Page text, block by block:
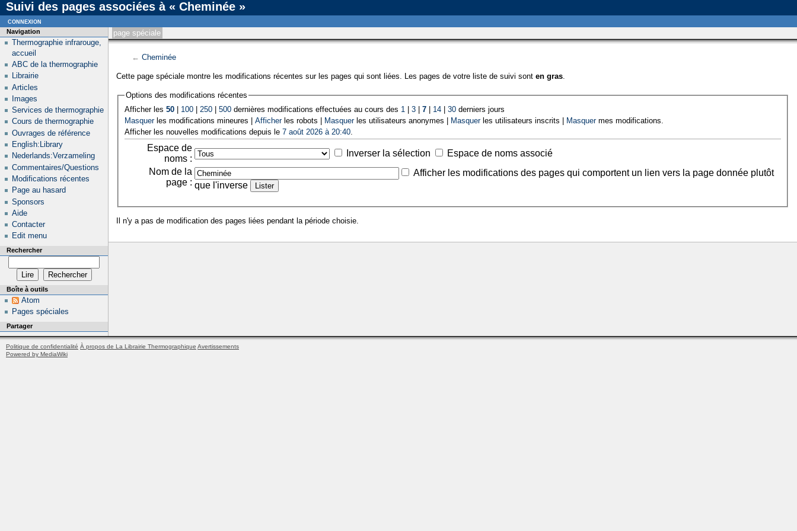
Suivi des pages associées à « Cheminée »
page spéciale
← Cheminée
Cette page spéciale montre les modifications récentes sur les pages qui sont liées. Les pages de votre liste de suivi sont en gras.
Options des modifications récentes
Afficher les 50| 100| 250| 500dernières modifications effectuées au cours des 1 | 3| 7| 14| 30derniers jours
Masquerles modifications mineures | Afficherles robots | Masquerles utilisateurs anonymes | Masquerles utilisateurs inscrits | Masquermes modifications.
Afficher les nouvelles modifications depuis le 7 août 2026 à 20:40.
Espace de
noms :
Inverser la sélection
Espace de noms associé
Nom de la
page :
Afficher les modifications des pages qui comportent un lien vers la page donnée plutôt
que l'inverse
Il n'y a pas de modification des pages liées pendant la période choisie.
Navigation
Thermographie infrarouge,
accueil
ABC de la thermographie
Librairie
Articles
Images
Services de thermographie
Cours de thermographie
Ouvrages de référence
English:Library
Nederlands:Verzameling
Commentaires/Questions
Modifications récentes
Page au hasard
Sponsors
Aide
Contacter
Edit menu
Rechercher
Boîte à outils
Atom
Pages spéciales
Partager
connexion
Politique de confidentialité À propos de La Librairie Thermographique Avertissements
Powered by MediaWiki